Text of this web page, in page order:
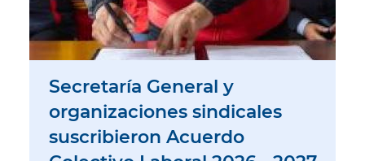
Secretaría General y
organizaciones sindicales
suscribieron Acuerdo